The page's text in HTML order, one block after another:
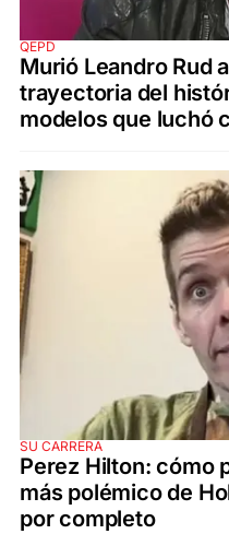
QEPD
Murió Leandro Rud
trayectoria del
modelos que luchó
SU CARRERA
Perez Hilton: cómo
más polémico de
por completo